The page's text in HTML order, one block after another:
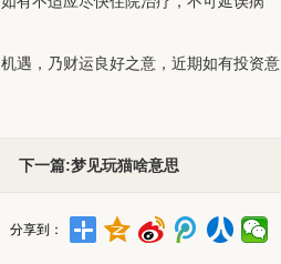
遇，乃财运良好之意，近期如有投资意
下一篇:梦见玩猫啥意思
分享到：